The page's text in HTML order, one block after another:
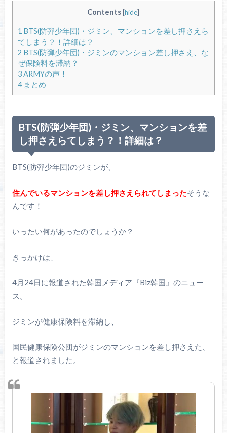
Contents [hide]
1 BTS(防弾少年団)・ジミン、マンションを差し押さえら
てしまう？！詳細は？
2 BTS(防弾少年団)・ジミンのマンション差し押さえ、な
ぜ保険料を滞納？
3ARMYの声！
4まとめ
BTS(防弾少年団)・ジミン、マンションを差
し押さえらてしまう？！詳細は？
BTS(防弾少年団)のジミンが、
住んでいるマンションを差し押さえられてしまったそうな
んです！
いったい何があったのでしょうか？
きっかけは、
4月24日に報道された韓国メディア『Biz韓国』のニュー
ス。
ジミンが健康保険料を滞納し、
国民健康保険公団がジミンのマンションを差し押さえた、
と報道されました。